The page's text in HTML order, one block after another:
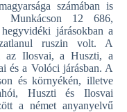
számában is
12 686,
járásokban a
ruszin volt. A
az Ilosvai, a Huszti, a
és a Volóci járásban. A
és környékén, illetve
Huszti és Ilosvai
a német anyanyelvű